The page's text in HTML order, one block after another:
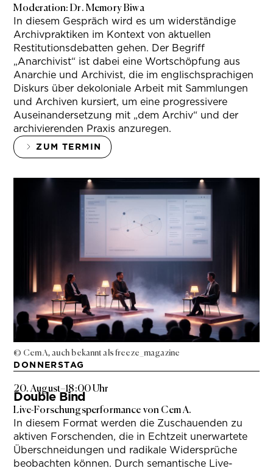
Moderation: Dr. Memory Biwa
In diesem Gespräch wird es um widerständige
Archivpraktiken im Kontext von aktuellen
Restitutionsdebatten gehen. Der Begriff
„Anarchivist“ ist dabei eine Wortschöpfung aus
Anarchie und Archivist, die im englischsprachigen
Diskurs über dekoloniale Arbeit mit Sammlungen
und Archiven kursiert, um eine progressivere
Auseinandersetzung mit „dem Archiv“ und der
archivierenden Praxis anzuregen.
ZUM TERMIN
© Cem A, auch bekannt als freeze_magazine
DONNERSTAG
20. August–18:00 Uhr
Double Bind
Live-Forschungsperformance von Cem A.
In diesem Format werden die Zuschauenden zu
aktiven Forschenden, die in Echtzeit unerwartete
Überschneidungen und radikale Widersprüche
beobachten können. Durch semantische Live-